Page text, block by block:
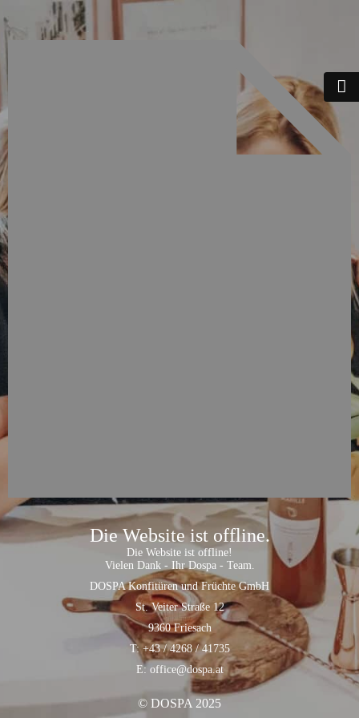
Die Website ist offline.
Die Website ist offline!
Vielen Dank - Ihr Dospa - Team.
DOSPA Konfitüren und Früchte GmbH
St. Veiter Straße 12
9360 Friesach
T: +43 / 4268 / 41735
E: office@dospa.at
© DOSPA 2025